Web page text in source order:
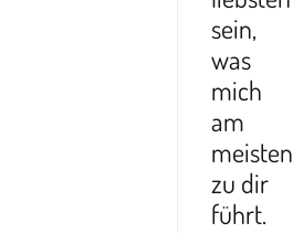
sein,
was
mich
am
meisten
zu dir
führt.